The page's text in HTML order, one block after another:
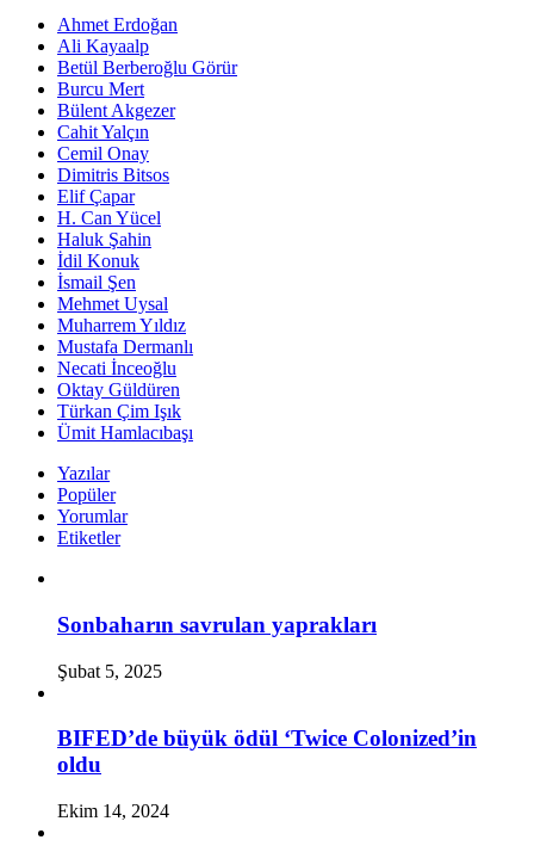
Ahmet Erdoğan
Ali Kayaalp
Betül Berberoğlu Görür
Burcu Mert
Bülent Akgezer
Cahit Yalçın
Cemil Onay
Dimitris Bitsos
Elif Çapar
H. Can Yücel
Haluk Şahin
İdil Konuk
İsmail Şen
Mehmet Uysal
Muharrem Yıldız
Mustafa Dermanlı
Necati İnceoğlu
Oktay Güldüren
Türkan Çim Işık
Ümit Hamlacıbaşı
Yazılar
Popüler
Yorumlar
Etiketler
Sonbaharın savrulan yaprakları
Şubat 5, 2025
BIFED’de büyük ödül ‘Twice Colonized’in
oldu
Ekim 14, 2024